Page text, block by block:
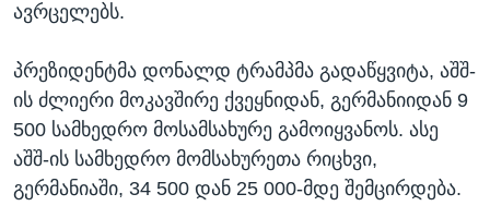
ავრცელებს.
პრეზიდენტმა დონალდ ტრამპმა გადაწყვიტა, აშშ-
ის ძლიერი მოკავშირე ქვეყნიდან, გერმანიიდან 9
500 სამხედრო მოსამსახურე გამოიყვანოს. ასე
აშშ-ის სამხედრო მომსახურეთა რიცხვი,
გერმანიაში, 34 500 დან 25 000-მდე შემცირდება.